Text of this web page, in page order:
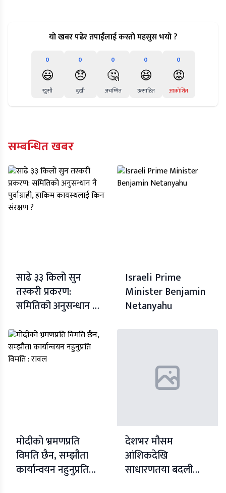
यो खबर पढेर तपाईंलाई कस्तो महसुस भयो ?
0
😃
खुसी
0
😞
दुखी
0
🤔
अचम्मित
0
😆
उत्साहित
0
😡
आक्रोशित
सम्बन्धित खबर
साढे ३३ किलो सुन
तस्करी प्रकरण:
समितिको अनुसन्धान नै
कायस्थलाई किन
संरक्षण ?
Israeli Prime
Minister Benjamin
Netanyahu
मोदीको भ्रमणप्रति
विमति छैन, सम्झौता
कार्यान्वयन नहुनुप्रति
देशभर मौसम
आंशिकदेखि
साधारणतया बदली